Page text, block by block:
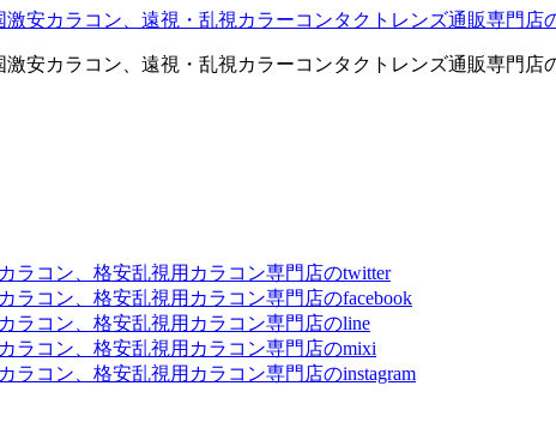
安カラコン、遠視・乱視カラーコンタクトレンズ通販専門店
安カラコン、遠視・乱視カラーコンタクトレンズ通販専門店
ラコン、格安乱視用カラコン専門店のtwitter
コン、格安乱視用カラコン専門店のfacebook
ラコン、格安乱視用カラコン専門店のline
ラコン、格安乱視用カラコン専門店のmixi
コン、格安乱視用カラコン専門店のinstagram